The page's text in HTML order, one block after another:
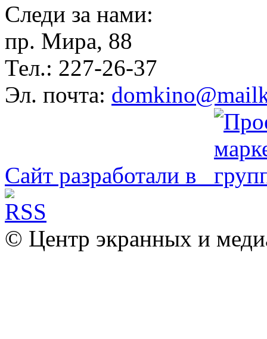
Следи за нами:
пр. Мира, 88
Тел.: 227-26-37
Эл. почта:
Сайт разработали в
© Центр экранных и